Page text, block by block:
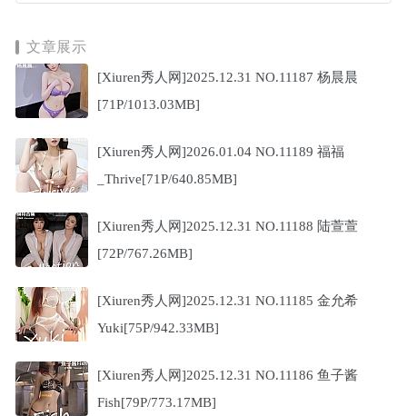
文章展示
[Xiuren秀人网]2025.12.31 NO.11187 杨晨晨
[71P/1013.03MB]
[Xiuren秀人网]2026.01.04 NO.11189 福福
_Thrive[71P/640.85MB]
[Xiuren秀人网]2025.12.31 NO.11188 陆萱萱
[72P/767.26MB]
[Xiuren秀人网]2025.12.31 NO.11185 金允希
Yuki[75P/942.33MB]
[Xiuren秀人网]2025.12.31 NO.11186 鱼子酱
Fish[79P/773.17MB]